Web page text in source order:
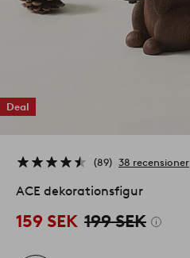
Deal
89 38 recensioner
ACE dekorationsfigur
159 SEK 199 SEK